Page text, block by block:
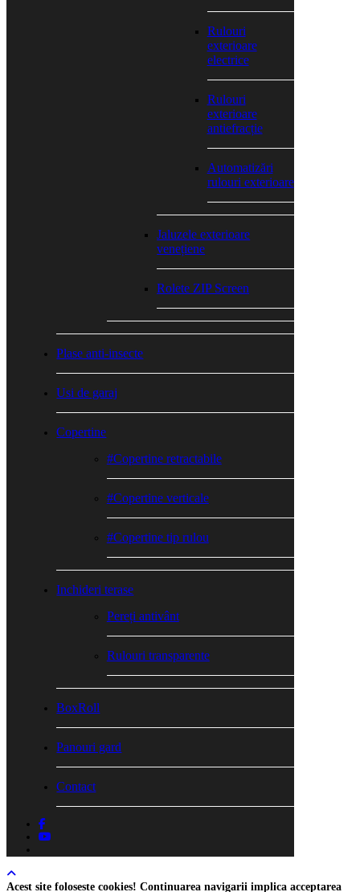
Rulouri
exterioare
electrice
Rulouri
exterioare
antiefracție
Automatizări
rulouri exterioare
Jaluzele exterioare
venețiene
Rolete ZIP Screen
Plase anti-insecte
Usi de garaj
Copertine
#Copertine retractabile
#Copertine verticale
#Copertine tip rulou
Inchideri terase
Pereți antivânt
Rulouri transparente
BoxRoll
Panouri gard
Contact
facebook
youtube
Acest site foloseste cookies! Continuarea navigarii implica acceptarea